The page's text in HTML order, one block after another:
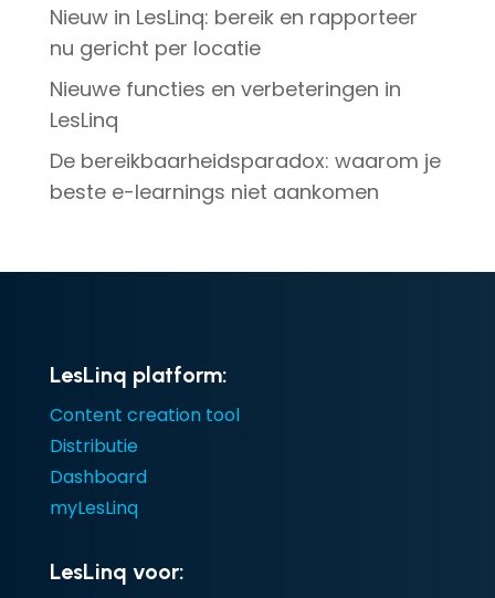
Nieuw in LesLinq: bereik en rapporteer
nu gericht per locatie
Nieuwe functies en verbeteringen in
LesLinq
De bereikbaarheidsparadox: waarom je
beste e-learnings niet aankomen
LesLinq platform:
Content creation tool
Distributie
Dashboard
myLesLinq
LesLinq voor: